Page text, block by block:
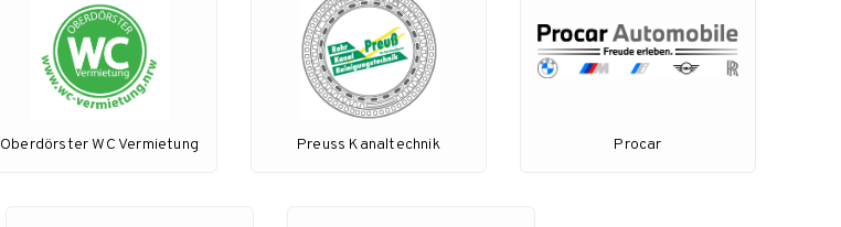
Oberdörster WC Vermietung Preuss Kanaltechnik Procar